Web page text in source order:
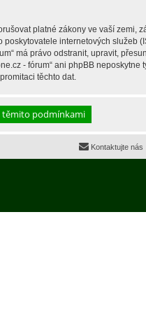
platné zákony ve vaší zemi,
internetových služeb
má právo odstranit, upravit,
- fórum“ ani phpBB neposkytne
těchto dat.
Kontaktujte nás